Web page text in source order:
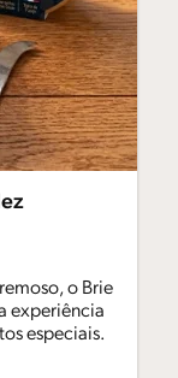
o Brie
experiência
especiais.